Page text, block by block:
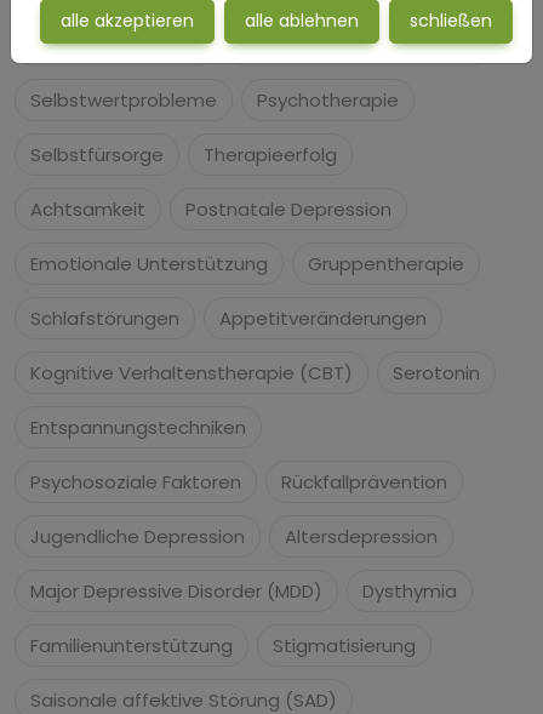
Stressbewältigung Traumatische Erfahrungen
Selbstwertprobleme Psychotherapie
Selbstfürsorge Therapieerfolg
Achtsamkeit Postnatale Depression
Emotionale Unterstützung Gruppentherapie
Schlafstörungen Appetitveränderungen
Kognitive Verhaltenstherapie (CBT) Serotonin
Entspannungstechniken
Psychosoziale Faktoren Rückfallprävention
Jugendliche Depression Altersdepression
Major Depressive Disorder (MDD) Dysthymia
Familienunterstützung Stigmatisierung
Saisonale affektive Störung (SAD)
alle akzeptieren alle ablehnen schließen